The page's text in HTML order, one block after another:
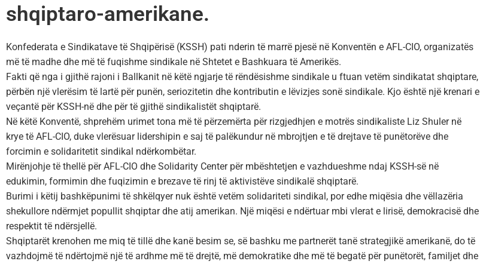
shqiptaro-amerikane.
Konfederata e Sindikatave të Shqipërisë (KSSH) pati nderin të marrë pjesë në Konventën e AFL-CIO, organizatës
më të madhe dhe më të fuqishme sindikale në Shtetet e Bashkuara të Amerikës.
Fakti që nga i gjithë rajoni i Ballkanit në këtë ngjarje të rëndësishme sindikale u ftuan vetëm sindikatat shqiptare,
përbën një vlerësim të lartë për punën, seriozitetin dhe kontributin e lëvizjes sonë sindikale. Kjo është një krenari e
veçantë për KSSH-në dhe për të gjithë sindikalistët shqiptarë.
Në këtë Konventë, shprehëm urimet tona më të përzemërta për rizgjedhjen e motrës sindikaliste Liz Shuler në
krye të AFL-CIO, duke vlerësuar lidershipin e saj të palëkundur në mbrojtjen e të drejtave të punëtorëve dhe
forcimin e solidaritetit sindikal ndërkombëtar.
Mirënjohje të thellë për AFL-CIO dhe Solidarity Center për mbështetjen e vazhdueshme ndaj KSSH-së në
edukimin, formimin dhe fuqizimin e brezave të rinj të aktivistëve sindikalë shqiptarë.
Burimi i këtij bashkëpunimi të shkëlqyer nuk është vetëm solidariteti sindikal, por edhe miqësia dhe vëllazëria
shekullore ndërmjet popullit shqiptar dhe atij amerikan. Një miqësi e ndërtuar mbi vlerat e lirisë, demokracisë dhe
respektit të ndërsjellë.
Shqiptarët krenohen me miq të tillë dhe kanë besim se, së bashku me partnerët tanë strategjikë amerikanë, do të
vazhdojmë të ndërtojmë një të ardhme më të drejtë, më demokratike dhe më të begatë për punëtorët, familjet dhe